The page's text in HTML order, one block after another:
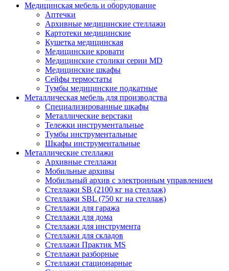
Медицинская мебель и оборудование
Аптечки
Архивные медицинские стеллажи
Картотеки медицинские
Кушетка медицинская
Медицинские кровати
Медицинские столики серии MD
Медицинские шкафы
Сейфы термостаты
Тумбы медицинские подкатные
Металлическая мебель для производства
Cпециализированные шкафы
Металлические верстаки
Тележки инструментальные
Тумбы инструментальные
Шкафы инструментальные
Металлические стеллажи
Архивные стеллажи
Мобильные архивы
Мобильный архив с электронным управлением
Стеллажи SB (2100 кг на стеллаж)
Стеллажи SBL (750 кг на стеллаж)
Стеллажи для гаража
Стеллажи для дома
Стеллажи для инструмента
Стеллажи для складов
Стеллажи Практик MS
Стеллажи разборные
Стеллажи стационарные